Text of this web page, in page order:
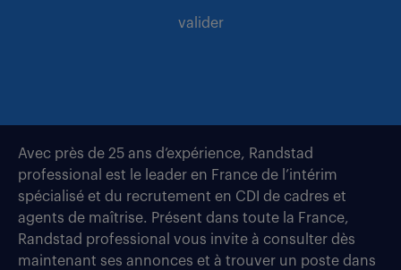
valider
Avec près de 25 ans d’expérience, Randstad
professional est le leader en France de l’intérim
spécialisé et du recrutement en CDI de cadres et
agents de maîtrise. Présent dans toute la France,
Randstad professional vous invite à consulter dès
maintenant ses annonces et à trouver un poste dans